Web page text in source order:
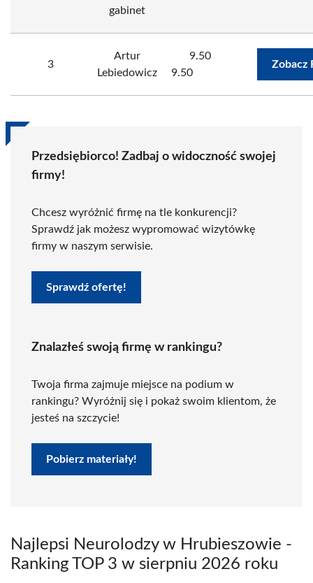
gabinet
3
Artur
Lebiedowicz
9.50
9.50
Zobacz
Przedsiębiorco! Zadbaj o widoczność swojej
firmy!
Chcesz wyróżnić firmę na tle konkurencji?
Sprawdź jak możesz wypromować wizytówkę
firmy w naszym serwisie.
Sprawdź ofertę!
Znalazłeś swoją firmę w rankingu?
Twoja firma zajmuje miejsce na podium w
rankingu? Wyróżnij się i pokaż swoim klientom, że
jesteś na szczycie!
Pobierz materiały!
Najlepsi Neurolodzy w Hrubieszowie -
Ranking TOP 3 w sierpniu 2026 roku